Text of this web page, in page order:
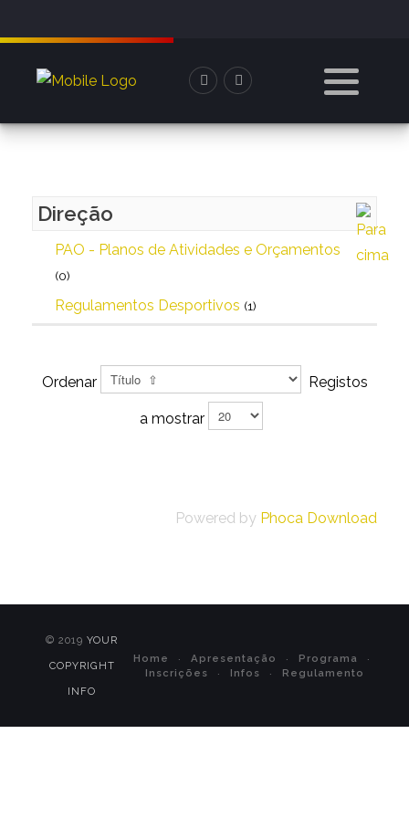
Direção
PAO - Planos de Atividades e Orçamentos
(0)
Regulamentos Desportivos (1)
Ordenar Registos
a mostrar
Powered by Phoca Download
© 2019 YOUR
COPYRIGHT
INFO
Home Apresentação
Programa
Inscrições
Infos Regulamento